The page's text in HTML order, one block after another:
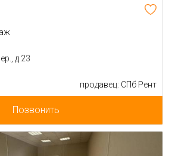
д.23
продавец: СПб Рент
Позвонить